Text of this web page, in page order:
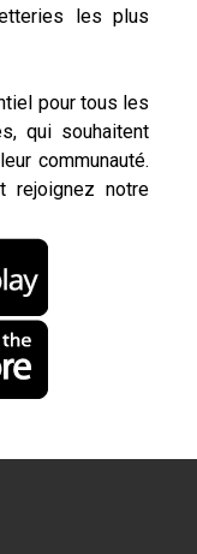
les plus
pour tous les
qui souhaitent
communauté.
rejoignez notre